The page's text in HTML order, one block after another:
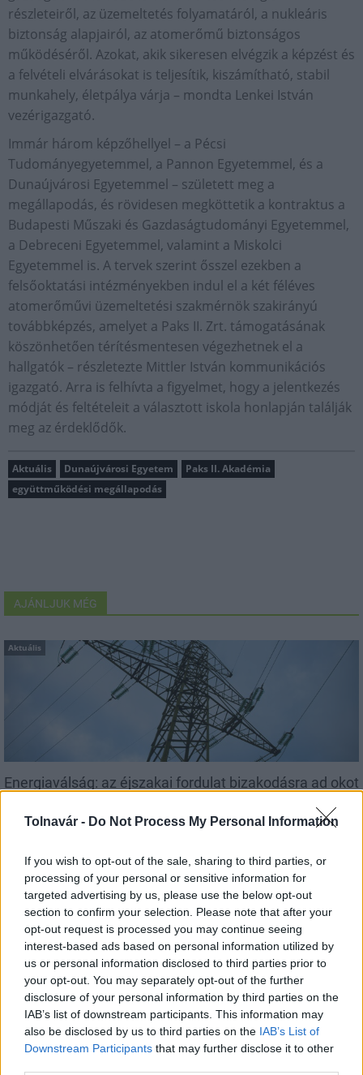
Tolnavár - Do Not Process My Personal Information
If you wish to opt-out of the sale, sharing to third parties, or
processing of your personal or sensitive information for
targeted advertising by us, please use the below opt-out
section to confirm your selection. Please note that after your
opt-out request is processed you may continue seeing
interest-based ads based on personal information utilized by
us or personal information disclosed to third parties prior to
your opt-out. You may separately opt-out of the further
disclosure of your personal information by third parties on the
IAB’s list of downstream participants. This information may
also be disclosed by us to third parties on the IAB’s List of
Downstream Participants that may further disclose it to other
részleteiről, az üzemeltetés folyamatáról, a nukleáris
biztonság alapjairól, az atomerőmű biztonságos
működéséről. Azokat, akik sikeresen elvégzik a képzést és
a felvételi elvárásokat is teljesítik, kiszámítható, stabil
munkahely, életpálya várja – mondta Lenkei István
vezérigazgató.
Immár három képzőhellyel – a Pécsi
Tudományegyetemmel, a Pannon Egyetemmel, és a
Dunaújvárosi Egyetemmel – született meg a
megállapodás, és rövidesen megköttetik a kontraktus a
Budapesti Műszaki és Gazdaságtudományi Egyetemmel,
a Debreceni Egyetemmel, valamint a Miskolci
Egyetemmel is. A tervek szerint ősszel ezekben a
felsőoktatási intézményekben indul el a két féléves
atomerőművi üzemeltetési szakmérnök szakirányú
továbbképzés, amelyet a Paks II. Zrt. támogatásának
köszönhetően térítésmentesen végezhetnek el a
hallgatók – részletezte Mittler István kommunikációs
igazgató. Arra is felhívta a figyelmet, hogy a jelentkezés
módját és feltételeit a választott iskola honlapján találják
meg az érdeklődők.
Aktuális Dunaújvárosi Egyetem
Paks II. Akadémia
együttműködési megállapodás
AJÁNLJUK MÉG
Aktuális
Energiaválság: az éjszakai fordulat bizakodásra ad okot
Aktuális
Paks: hétfőn és talán még kedden üzemben tartható
az utolsó turbina